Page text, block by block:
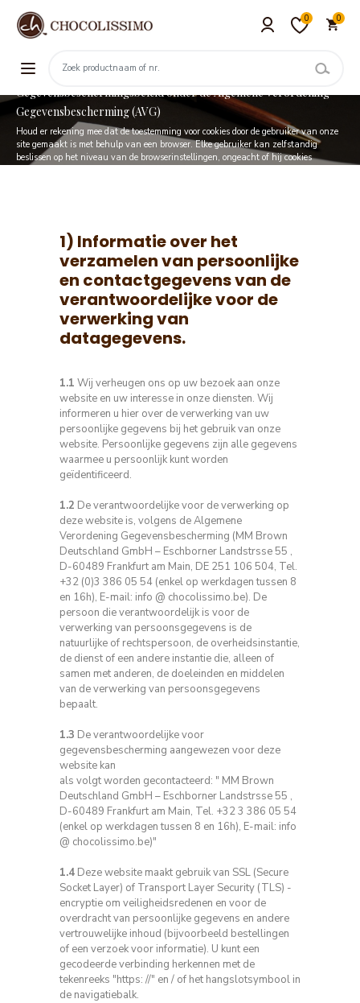
0 0
Gegevensbeschermingsbeleid onder de Algemene Verordening
Gegevensbescherming (AVG)
Houd er rekening mee dat de toestemming voor cookies door de gebruiker van onze
site gemaakt is met behulp van een browser. Elke gebruiker kan zelfstandig
beslissen op het niveau van de browserinstellingen, ongeacht of hij cookies
1) Informatie over het
verzamelen van persoonlijke
en contactgegevens van de
verantwoordelijke voor de
verwerking van
datagegevens.
1.1 Wij verheugen ons op uw bezoek aan onze
website en uw interesse in onze diensten. Wij
informeren u hier over de verwerking van uw
persoonlijke gegevens bij het gebruik van onze
website. Persoonlijke gegevens zijn alle gegevens
waarmee u persoonlijk kunt worden
geïdentificeerd.
1.2 De verantwoordelijke voor de verwerking op
deze website is, volgens de Algemene
Verordening Gegevensbescherming (MM Brown
Deutschland GmbH – Eschborner Landstrsse 55 ,
D-60489 Frankfurt am Main, DE 251 106 504, Tel.
+32 (0)3 386 05 54 (enkel op werkdagen tussen 8
en 16h), E-mail: info @ chocolissimo.be). De
persoon die verantwoordelijk is voor de
verwerking van persoonsgegevens is de
natuurlijke of rechtspersoon, de overheidsinstantie,
de dienst of een andere instantie die, alleen of
samen met anderen, de doeleinden en middelen
van de verwerking van persoonsgegevens
bepaalt.
1.3 De verantwoordelijke voor
gegevensbescherming aangewezen voor deze
website kan
als volgt worden gecontacteerd: " MM Brown
Deutschland GmbH – Eschborner Landstrsse 55 ,
D-60489 Frankfurt am Main, Tel. +32 3 386 05 54
(enkel op werkdagen tussen 8 en 16h), E-mail: info
@ chocolissimo.be)"
1.4 Deze website maakt gebruik van SSL (Secure
Socket Layer) of Transport Layer Security (TLS) -
encryptie om veiligheidsredenen en voor de
overdracht van persoonlijke gegevens en andere
vertrouwelijke inhoud (bijvoorbeeld bestellingen
of een verzoek voor informatie). U kunt een
gecodeerde verbinding herkennen met de
tekenreeks "https: //" en / of het hangslotsymbool in
de navigatiebalk.